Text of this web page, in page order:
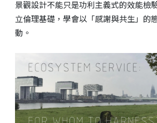
景觀設計不能只是功利主義式的效能檢
立倫理基礎，學會以「感謝與共生」的
動。